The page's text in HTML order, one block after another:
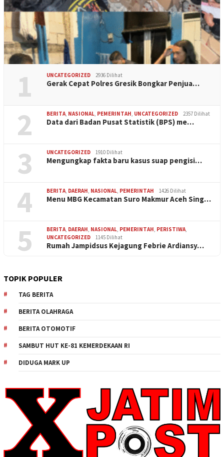
1 UNCATEGORIZED 2936 Dilihat
Gerak Cepat Polres Gresik Bongkar Penjua…
2 BERITA NASIONAL PEMERINTAH UNCATEGORIZED 2357 Dilihat
Data dari Badan Pusat Statistik (BPS) me…
3 UNCATEGORIZED 1910 Dilihat
Mengungkap fakta baru kasus suap pengisi…
4 BERITA DAERAH NASIONAL PEMERINTAH 1426 Dilihat
Menu MBG Kecamatan Suro Makmur Aceh Sing…
5 BERITA DAERAH NASIONAL PEMERINTAH PERISTIWA
UNCATEGORIZED
1145 Dilihat
Rumah Jampidsus Kejagung Febrie Ardiansy…
TOPIK POPULER
TAG BERITA
BERITA OLAHRAGA
BERITA OTOMOTIF
SAMBUT HUT KE-81 KEMERDEKAAN RI
DIDUGA MARK UP